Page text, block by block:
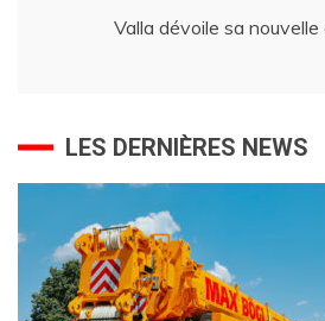
l’articleValla dévoile sa
LES DERNIÈRES NEWS